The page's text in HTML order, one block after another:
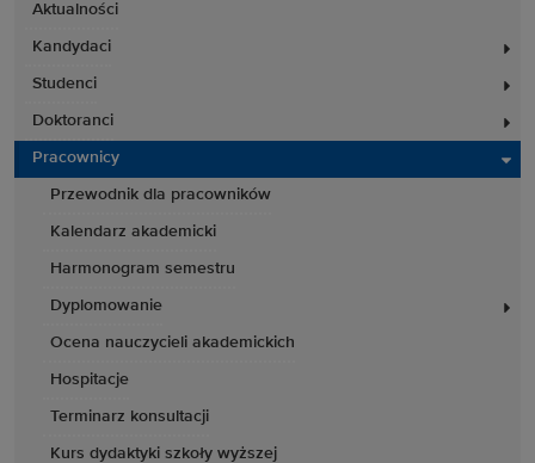
Aktualności
Kandydaci
Studenci
Doktoranci
Pracownicy
Przewodnik dla pracowników
Kalendarz akademicki
Harmonogram semestru
Dyplomowanie
Ocena nauczycieli akademickich
Hospitacje
Terminarz konsultacji
Kurs dydaktyki szkoły wyższej